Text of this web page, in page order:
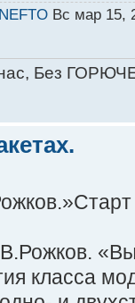
NEFTO Вс мар 15,
Без
класса